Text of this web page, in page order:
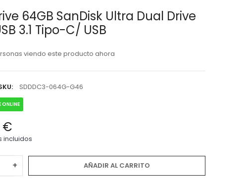
64GB SanDisk Ultra Dual Drive
3.1 Tipo-C/ USB
viendo este producto ahora
SDDDC3-064G-G46
ONLINE
€
incluidos
+ AÑADIR AL CARRITO